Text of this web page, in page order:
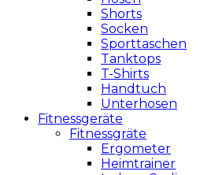
Shorts
Socken
Sporttaschen
Tanktops
T-Shirts
Handtuch
Unterhosen
Fitnessgeräte
Fitnessgräte
Ergometer
Heimtrainer